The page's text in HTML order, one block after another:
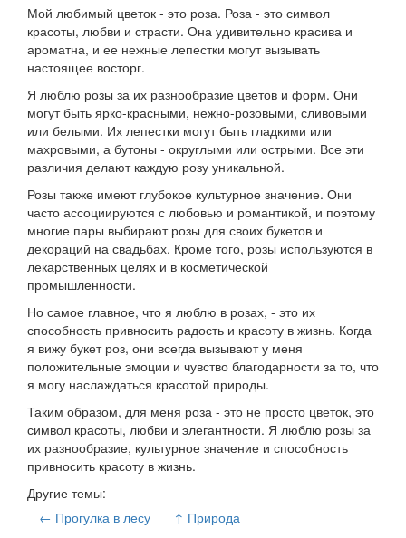
Мой любимый цветок - это роза. Роза - это символ
красоты, любви и страсти. Она удивительно красива и
ароматна, и ее нежные лепестки могут вызывать
настоящее восторг.
Я люблю розы за их разнообразие цветов и форм. Они
могут быть ярко-красными, нежно-розовыми, сливовыми
или белыми. Их лепестки могут быть гладкими или
махровыми, а бутоны - округлыми или острыми. Все эти
различия делают каждую розу уникальной.
Розы также имеют глубокое культурное значение. Они
часто ассоциируются с любовью и романтикой, и поэтому
многие пары выбирают розы для своих букетов и
декораций на свадьбах. Кроме того, розы используются в
лекарственных целях и в косметической
промышленности.
Но самое главное, что я люблю в розах, - это их
способность привносить радость и красоту в жизнь. Когда
я вижу букет роз, они всегда вызывают у меня
положительные эмоции и чувство благодарности за то, что
я могу наслаждаться красотой природы.
Таким образом, для меня роза - это не просто цветок, это
символ красоты, любви и элегантности. Я люблю розы за
их разнообразие, культурное значение и способность
привносить красоту в жизнь.
Другие темы:
← Прогулка в лесу
↑ Природа